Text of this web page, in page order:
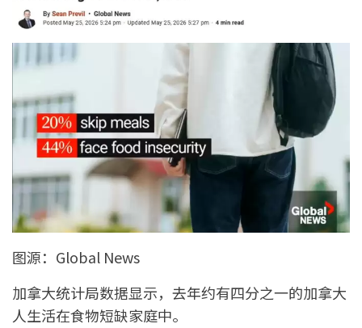
图源：Global News
加拿大统计局数据显示，去年约有四分之一的加拿大
人生活在食物短缺家庭中。